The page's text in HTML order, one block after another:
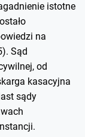
istotne
na
Sąd
od
kasacyjna
sądy